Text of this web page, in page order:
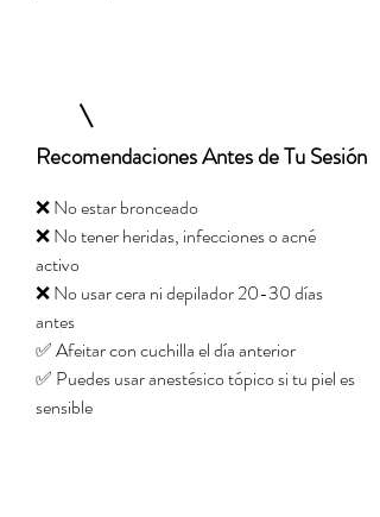
Recomendaciones Antes de Tu Sesión
❌ No estar bronceado
❌ No tener heridas, infecciones o acné
activo
❌ No usar cera ni depilador 20-30 días
antes
✅ Afeitar con cuchilla el día anterior
✅ Puedes usar anestésico tópico si tu piel es
sensible